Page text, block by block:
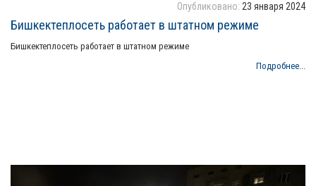
Опубликовано: 23 января 2024
Бишкектеплосеть работает в штатном режиме
Бишкектеплосеть работает в штатном режиме
Подробнее...